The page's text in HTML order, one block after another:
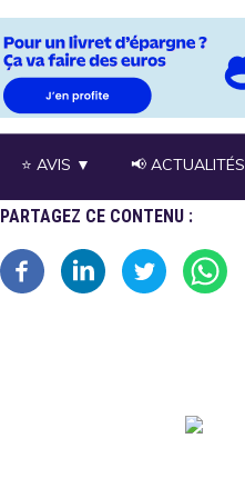
⭐ AVIS ▼ 📢 ACTUALITÉS
PARTAGEZ CE CONTENU :